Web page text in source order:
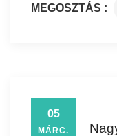
MEGOSZTÁS :
05
MÁRC.